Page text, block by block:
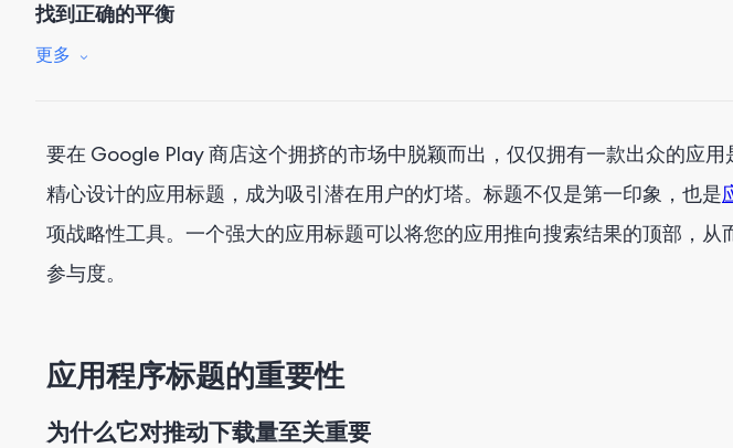
找到正确的平衡
品牌与关键词优化
更多
要在 Google Play 商店这个拥挤的市场中脱颖而出，仅仅拥有一款出众的应用
精心设计的应用标题，成为吸引潜在用户的灯塔。标题不仅是第一印象，也是
项战略性工具。一个强大的应用标题可以将您的应用推向搜索结果的顶部，从
参与度。
应用程序标题的重要性
为什么它对推动下载量至关重要